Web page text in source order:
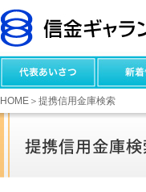
HOME ＞提携信用金庫検索